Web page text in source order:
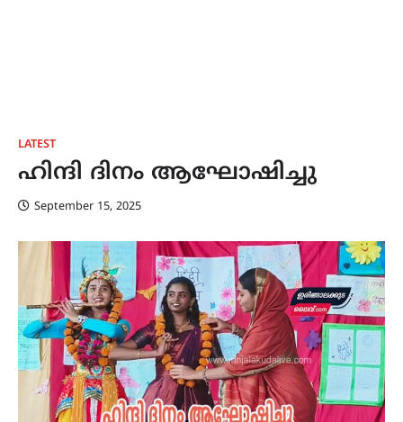
LATEST
ഹിന്ദി ദിനം ആഘോഷിച്ചു
September 15, 2025